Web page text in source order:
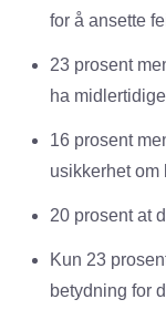
for å ansette
23 prosent
ha
16 prosent
usikkerhet
20 prosent at
Kun 23
betydning for